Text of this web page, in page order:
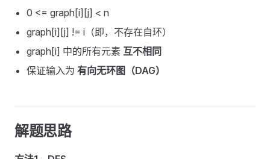
0 <= graph[i][j] < n
graph[i][j] != i（即，不存在自环）
graph[i] 中的所有元素 互不相同
保证输入为 有向无环图（DAG）
解题思路